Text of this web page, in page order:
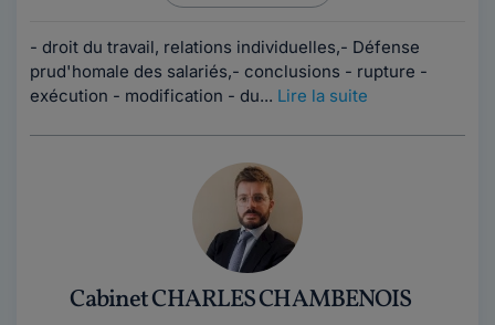
- droit du travail, relations individuelles,- Défense
prud'homale des salariés,- conclusions - rupture -
exécution - modification - du... Lire la suite
Cabinet CHARLES CHAMBENOIS